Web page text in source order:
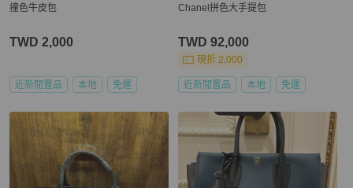
撞色牛皮包
TWD 2,000
近新閒置品 本地 免運
Chanel拼色大手提包
TWD 92,000
現折 2,000
近新閒置品 本地 免運